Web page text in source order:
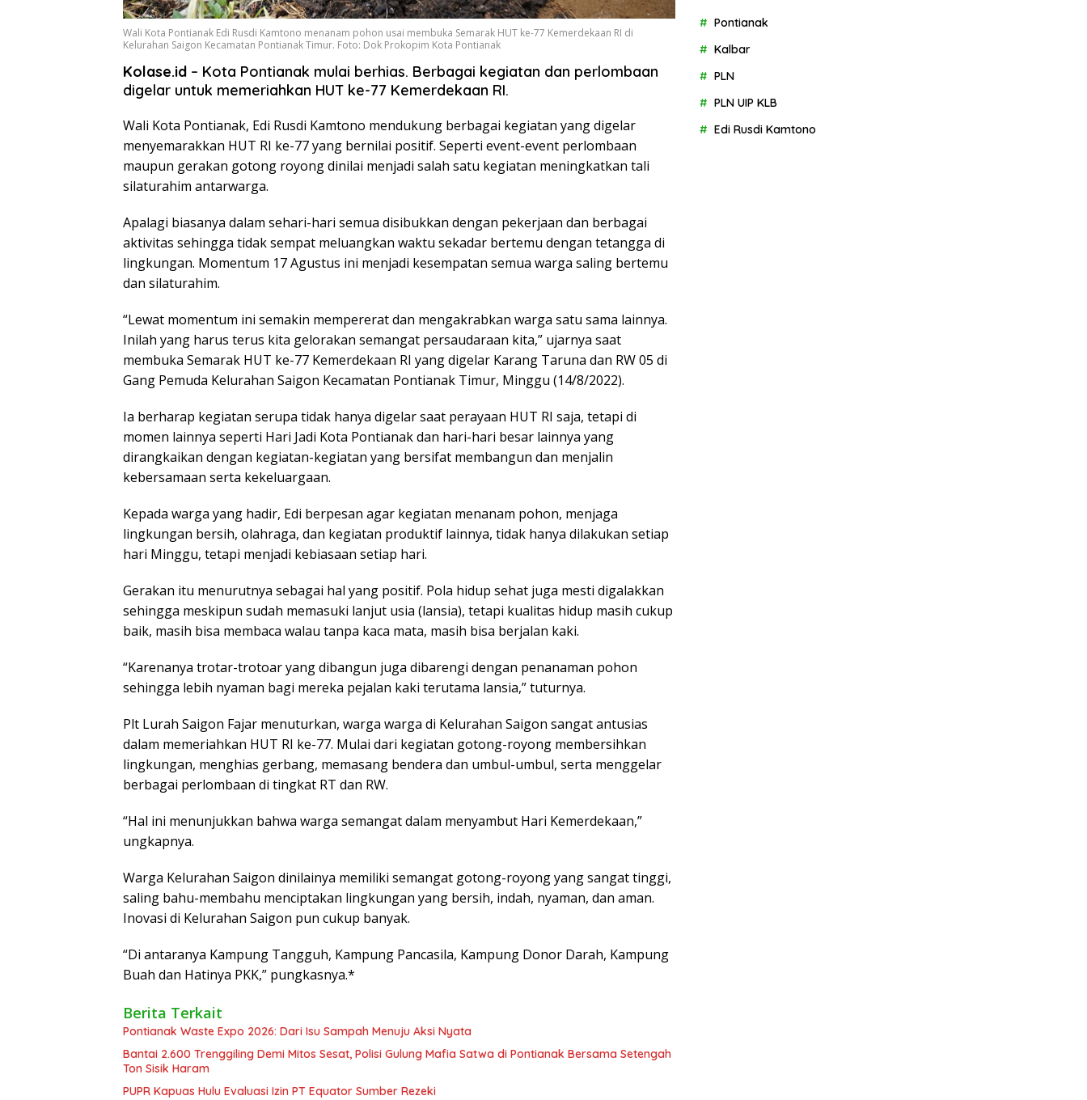
Wali Kota Pontianak Edi Rusdi Kamtono menanam pohon usai membuka Semarak HUT ke-77 Kemerdekaan RI di
Kelurahan Saigon Kecamatan Pontianak Timur. Foto: Dok Prokopim Kota Pontianak
Kolase.id – Kota Pontianak mulai berhias. Berbagai kegiatan dan perlombaan
digelar untuk memeriahkan HUT ke-77 Kemerdekaan RI.
Wali Kota Pontianak, Edi Rusdi Kamtono mendukung berbagai kegiatan yang digelar
menyemarakkan HUT RI ke-77 yang bernilai positif. Seperti event-event perlombaan
maupun gerakan gotong royong dinilai menjadi salah satu kegiatan meningkatkan tali
silaturahim antarwarga.
Apalagi biasanya dalam sehari-hari semua disibukkan dengan pekerjaan dan berbagai
aktivitas sehingga tidak sempat meluangkan waktu sekadar bertemu dengan tetangga di
lingkungan. Momentum 17 Agustus ini menjadi kesempatan semua warga saling bertemu
dan silaturahim.
“Lewat momentum ini semakin mempererat dan mengakrabkan warga satu sama lainnya.
Inilah yang harus terus kita gelorakan semangat persaudaraan kita,” ujarnya saat
membuka Semarak HUT ke-77 Kemerdekaan RI yang digelar Karang Taruna dan RW 05 di
Gang Pemuda Kelurahan Saigon Kecamatan Pontianak Timur, Minggu (14/8/2022).
Ia berharap kegiatan serupa tidak hanya digelar saat perayaan HUT RI saja, tetapi di
momen lainnya seperti Hari Jadi Kota Pontianak dan hari-hari besar lainnya yang
dirangkaikan dengan kegiatan-kegiatan yang bersifat membangun dan menjalin
kebersamaan serta kekeluargaan.
Kepada warga yang hadir, Edi berpesan agar kegiatan menanam pohon, menjaga
lingkungan bersih, olahraga, dan kegiatan produktif lainnya, tidak hanya dilakukan setiap
hari Minggu, tetapi menjadi kebiasaan setiap hari.
Gerakan itu menurutnya sebagai hal yang positif. Pola hidup sehat juga mesti digalakkan
sehingga meskipun sudah memasuki lanjut usia (lansia), tetapi kualitas hidup masih cukup
baik, masih bisa membaca walau tanpa kaca mata, masih bisa berjalan kaki.
“Karenanya trotar-trotoar yang dibangun juga dibarengi dengan penanaman pohon
sehingga lebih nyaman bagi mereka pejalan kaki terutama lansia,” tuturnya.
Plt Lurah Saigon Fajar menuturkan, warga warga di Kelurahan Saigon sangat antusias
dalam memeriahkan HUT RI ke-77. Mulai dari kegiatan gotong-royong membersihkan
lingkungan, menghias gerbang, memasang bendera dan umbul-umbul, serta menggelar
berbagai perlombaan di tingkat RT dan RW.
“Hal ini menunjukkan bahwa warga semangat dalam menyambut Hari Kemerdekaan,”
ungkapnya.
Warga Kelurahan Saigon dinilainya memiliki semangat gotong-royong yang sangat tinggi,
saling bahu-membahu menciptakan lingkungan yang bersih, indah, nyaman, dan aman.
Inovasi di Kelurahan Saigon pun cukup banyak.
“Di antaranya Kampung Tangguh, Kampung Pancasila, Kampung Donor Darah, Kampung
Buah dan Hatinya PKK,” pungkasnya.*
Berita Terkait
Pontianak Waste Expo 2026: Dari Isu Sampah Menuju Aksi Nyata
Bantai 2.600 Trenggiling Demi Mitos Sesat, Polisi Gulung Mafia Satwa di Pontianak Bersama Setengah
Ton Sisik Haram
PUPR Kapuas Hulu Evaluasi Izin PT Equator Sumber Rezeki
Pontianak
Kalbar
PLN
PLN UIP KLB
Edi Rusdi Kamtono